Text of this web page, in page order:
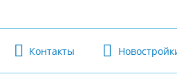
Контакты